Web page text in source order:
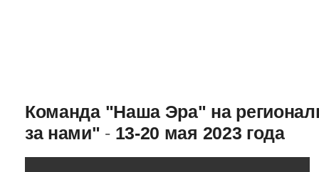
Команда "Наша Эра" на
за нами" - 13-20 мая 2023 года